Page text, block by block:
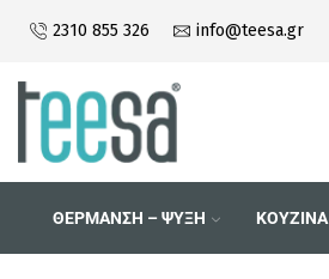
2310 855 326 info@teesa.gr
ΘΕΡΜΑΝΣΗ – ΨΥΞΗ ΚΟΥΖΙΝΑ